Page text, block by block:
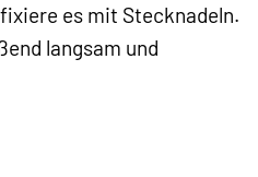
es mit Stecknadeln.
langsam und